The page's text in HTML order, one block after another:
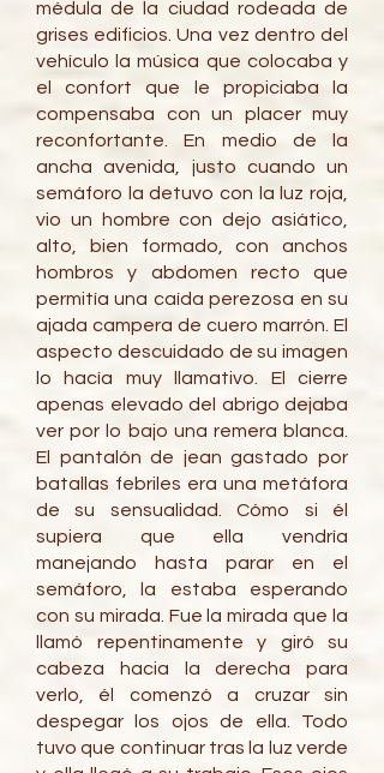
médula de la ciudad rodeada de
grises edificios. Una vez dentro del
vehículo la música que colocaba y
el confort que le propiciaba la
compensaba con un placer muy
reconfortante. En medio de la
ancha avenida, justo cuando un
semáforo la detuvo con la luz roja,
vio un hombre con dejo asiático,
alto, bien formado, con anchos
hombros y abdomen recto que
permitía una caída perezosa en su
ajada campera de cuero marrón. El
aspecto descuidado de su imagen
lo hacía muy llamativo. El cierre
apenas elevado del abrigo dejaba
ver por lo bajo una remera blanca.
El pantalón de jean gastado por
batallas febriles era una metáfora
de su sensualidad. Cómo si él
supiera que ella vendría
manejando hasta parar en el
semáforo, la estaba esperando
con su mirada. Fue la mirada que la
llamó repentinamente y giró su
cabeza hacia la derecha para
verlo, él comenzó a cruzar sin
despegar los ojos de ella. Todo
tuvo que continuar tras la luz verde